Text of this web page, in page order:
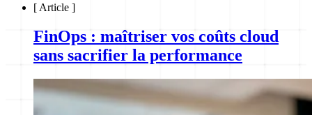
[ Article ]
FinOps : maîtriser vos coûts cloud
sans sacrifier la performance